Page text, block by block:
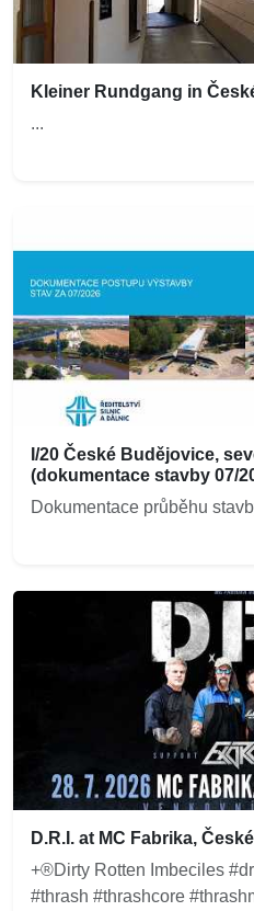
Kleiner Rundgang in
...
I/20 České Budějovice,
(dokumentace stavby 07/
Dokumentace průběhu
D.R.I. at MC Fabrika,
+®Dirty Rotten Imbeciles
#thrash #thrashcore